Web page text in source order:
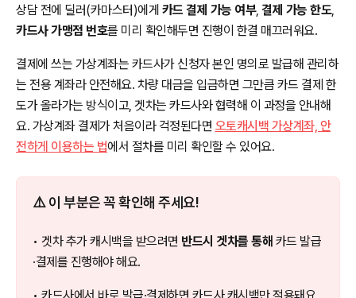
상담 전에 딜러(카마스터)에게 카드 결제 가능 여부, 결제 가능 한도,
카드사 가맹점 번호를 미리 확인해두면 진행이 한결 매끄러워요.
결제에 쓰는 가상계좌는 카드사가 신청자 본인 명의로 발급해 관리하
는 전용 계좌라 안전해요. 차량 대금을 입금하면 그만큼 카드 결제 한
도가 올라가는 방식이고, 겟차는 카드사와 협력해 이 과정을 안내해
요. 가상계좌 결제가 처음이라 걱정된다면 오토캐시백 가상계좌, 안
전하게 이용하는 법에서 절차를 미리 확인할 수 있어요.
⚠️ 이 부분은 꼭 확인해 주세요!
• 겟차 추가 캐시백을 받으려면 반드시 겟차를 통해 카드 발급
·결제를 진행해야 해요.